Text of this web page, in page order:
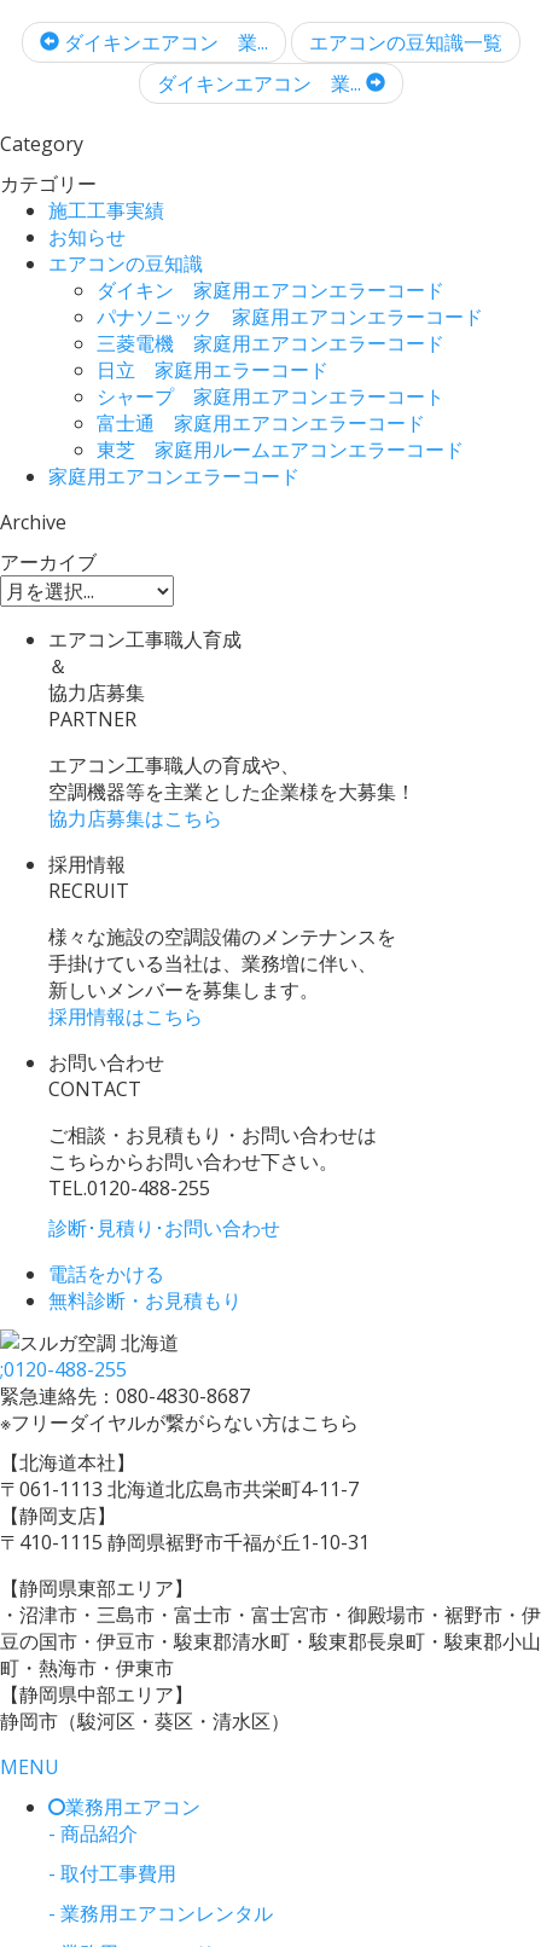
ダイキンエアコン 業...
エアコンの豆知識一覧
ダイキンエアコン 業...
Category
カテゴリー
施工工事実績
お知らせ
エアコンの豆知識
ダイキン 家庭用エアコンエラーコード
パナソニック 家庭用エアコンエラーコード
三菱電機 家庭用エアコンエラーコード
日立 家庭用エラーコード
シャープ 家庭用エアコンエラーコート
富士通 家庭用エアコンエラーコード
東芝 家庭用ルームエアコンエラーコード
家庭用エアコンエラーコード
Archive
アーカイブ
エアコン工事職人育成
＆
協力店募集
PARTNER
エアコン工事職人の育成や、
空調機器等を主業とした企業様を大募集！
協力店募集はこちら
採用情報
RECRUIT
様々な施設の空調設備のメンテナンスを
手掛けている当社は、業務増に伴い、
新しいメンバーを募集します。
採用情報はこちら
お問い合わせ
CONTACT
ご相談・お見積もり・お問い合わせは
こちらからお問い合わせ下さい。
TEL.0120-488-255
診断･見積り･お問い合わせ
電話をかける
無料診断・お見積もり
;0120-488-255
緊急連絡先：080-4830-8687
※フリーダイヤルが繋がらない方はこちら
【北海道本社】
〒061-1113 北海道北広島市共栄町4-11-7
【静岡支店】
〒410-1115 静岡県裾野市千福が丘1-10-31
【静岡県東部エリア】
・沼津市・三島市・富士市・富士宮市・御殿場市・裾野市・伊
豆の国市・伊豆市・駿東郡清水町・駿東郡長泉町・駿東郡小山
町・熱海市・伊東市
【静岡県中部エリア】
静岡市（駿河区・葵区・清水区）
MENU
業務用エアコン
- 商品紹介
- 取付工事費用
- 業務用エアコンレンタル